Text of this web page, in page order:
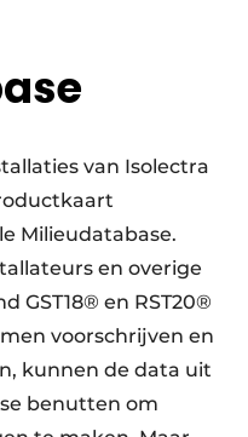
van Isolectra
Milieudatabase.
en overige
GST18® en RST20®
voorschrijven en
kunnen de data uit
benutten om